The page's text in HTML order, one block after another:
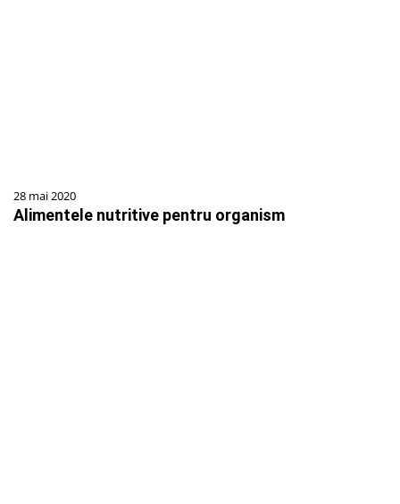
28 mai 2020
Alimentele nutritive pentru organism